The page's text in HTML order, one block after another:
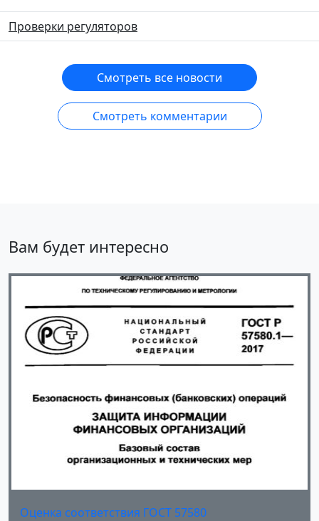
Проверки регуляторов
Смотреть все новости
Смотреть комментарии
Вам будет интересно
Оценка соответствия ГОСТ 57580